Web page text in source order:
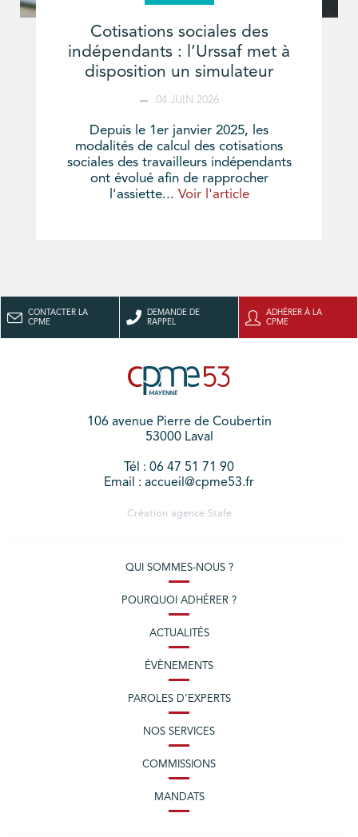
Cotisations sociales des
indépendants : l’Urssaf met à
disposition un simulateur
04 JUIN 2026
Depuis le 1er janvier 2025, les
modalités de calcul des cotisations
sociales des travailleurs indépendants
ont évolué afin de rapprocher
l'assiette... Voir l'article
CONTACTER LA
CPME
DEMANDE DE
RAPPEL
ADHÉRER À LA
CPME
106 avenue Pierre de Coubertin
53000 Laval
Tél : 06 47 51 71 90
Email : accueil@cpme53.fr
Création agence Stafe
QUI SOMMES-NOUS ?
POURQUOI ADHÉRER ?
ACTUALITÉS
ÉVÈNEMENTS
PAROLES D’EXPERTS
NOS SERVICES
COMMISSIONS
MANDATS